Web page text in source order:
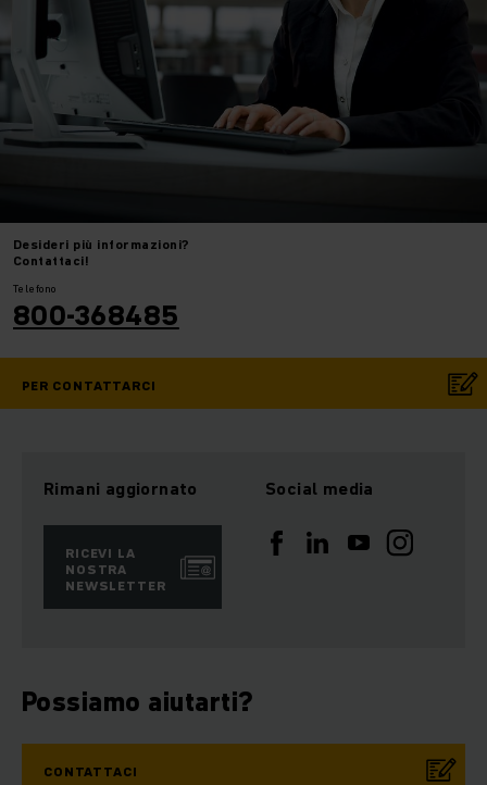
Desideri più informazioni?
Contattaci!
Telefono
800-368485
PER CONTATTARCI
Rimani aggiornato
RICEVI LA
NOSTRA
NEWSLETTER
Social media
Possiamo aiutarti?
CONTATTACI